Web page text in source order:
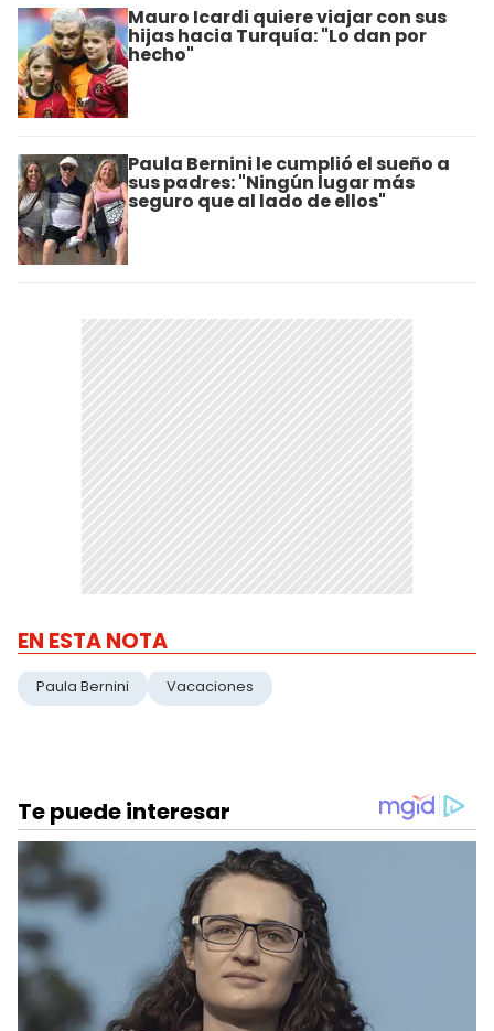
Mauro Icardi quiere viajar con sus
hijas hacia Turquía: "Lo dan por
hecho"
Paula Bernini le cumplió el sueño a
sus padres: "Ningún lugar más
seguro que al lado de ellos"
EN ESTA NOTA
Paula Bernini Vacaciones